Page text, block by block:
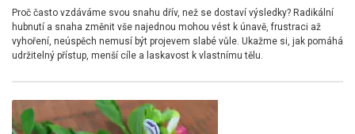
Proč často vzdáváme svou snahu dřív, než se dostaví výsledky? Radikální
hubnutí a snaha změnit vše najednou mohou vést k únavě, frustraci až
vyhoření, neúspěch nemusí být projevem slabé vůle. Ukažme si, jak pomáhá
udržitelný přístup, menší cíle a laskavost k vlastnímu tělu.